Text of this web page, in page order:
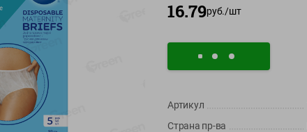
16.79руб./шт
Артикул
Страна пр-ва